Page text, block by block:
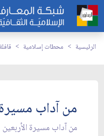
الرئيسية محطات إسلامية
من آداب مسيرة
من آداب مسيرة الأربعين